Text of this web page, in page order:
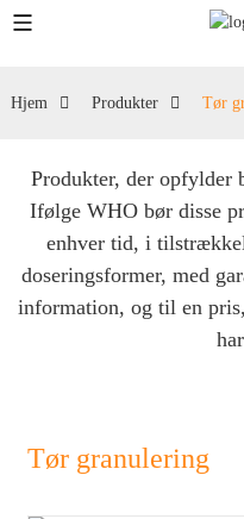
Hjem Produkter Tør
Produkter, der opfylder
Ifølge WHO bør disse
enhver tid, i
doseringsformer, med
information, og til en
Tør granulering